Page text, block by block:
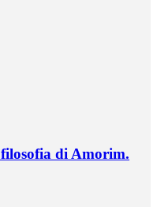
di Amorim.